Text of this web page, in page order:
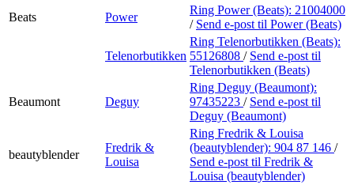
Beats
Power
Ring Power (Beats): 21004000
/ Send e-post til Power (Beats)
Telenorbutikken
Ring Telenorbutikken (Beats):
55126808 / Send e-post til
Telenorbutikken (Beats)
Beaumont Deguy
Ring Deguy (Beaumont):
97435223 / Send e-post til
Deguy (Beaumont)
beautyblender
Fredrik &
Louisa
Ring Fredrik & Louisa
(beautyblender): 904 87 146 /
Send e-post til Fredrik &
Louisa (beautyblender)